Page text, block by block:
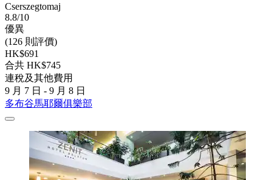
Cserszegtomaj
8.8/10
優異
(126 則評價)
HK$691
合共 HK$745
連稅及其他費用
9 月 7 日 - 9 月 8 日
多布谷馬耶爾俱樂部